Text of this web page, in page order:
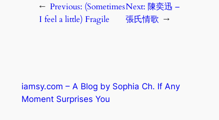
← Previous: (Sometimes
I feel a little) Fragile
Next: 陳奕迅 –
張氏情歌 →
iamsy.com – A Blog by Sophia Ch. If Any
Moment Surprises You